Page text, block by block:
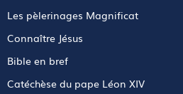
Les pèlerinages Magnificat
Connaître Jésus
Bible en bref
Catéchèse du pape Léon XIV